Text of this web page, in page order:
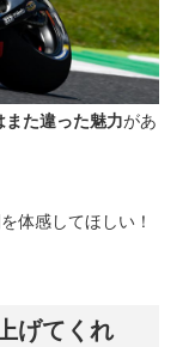
また違った魅力があ
体感してほしい！
げてくれ